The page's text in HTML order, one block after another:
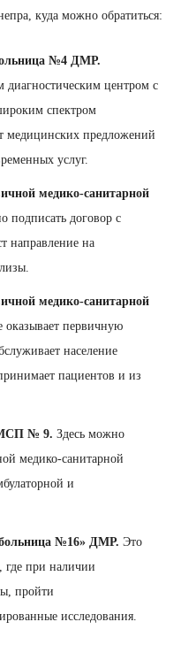
куда можно обратиться:
№4 ДМР.
центром с
спектром
медицинских предложений
услуг.
медико-санитарной
подписать договор с
направление на
медико-санитарной
оказывает первичную
население
пациентов и из
№ 9. Здесь можно
медико-санитарной
и
№16» ДМР. Это
где при наличии
пройти
исследования.